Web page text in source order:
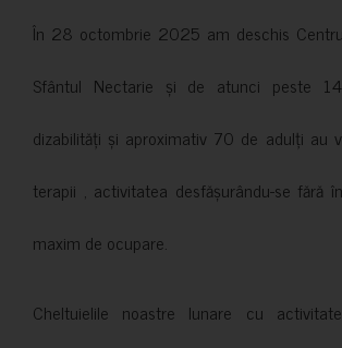
În 28 octombrie 2025 am deschis
Sfântul Nectarie și de atunci peste
dizabilități și aproximativ 70 de adulți au
terapii , activitatea desfășurându-se fără
maxim de ocupare.
Cheltuielile noastre lunare cu